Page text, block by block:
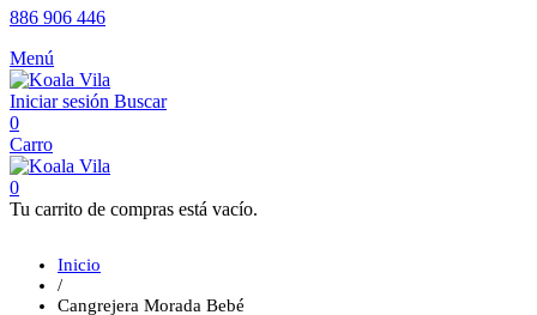
886 906 446
Menú
Iniciar sesión Buscar
0
Carro
0
Tu carrito de compras está vacío.
Inicio
/
Cangrejera Morada Bebé